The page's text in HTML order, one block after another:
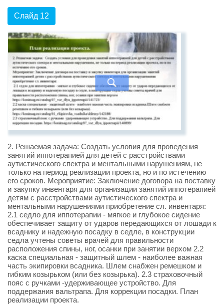
Слайд 12
2. Решаемая задача: Создать условия для проведения
занятий иппотерапией для детей с расстройствами
аутистического спектра и ментальными нарушениям, не
только на период реализации проекта, но и по истечению
его сроков. Мероприятие: Заключение договора на поставку
и закупку инвентаря для организации занятий иппотерапией
детям с расстройствами аутистического спектра и
ментальными нарушениями приобретение сл. инвентаря:
2.1 седло для иппотерапии - мягкое и глубокое сидение
обеспечивает защиту от ударов передающихся от лошади к
всаднику и надежную посадку в седле, в конструкции
седла учтены советы врачей для правильности
расположения спины, ног, осанки при занятии верхом 2.2
каска специальная - защитный шлем - наиболее важная
часть экипировки всадника. Шлем снабжен ремешком и
гибким козырьком (или без козырька). 2.3 страховочный
пояс с ручками -удерживающее устройство. Для
поддержания вальтрапа. Для коррекции посадки. План
реализации проекта.